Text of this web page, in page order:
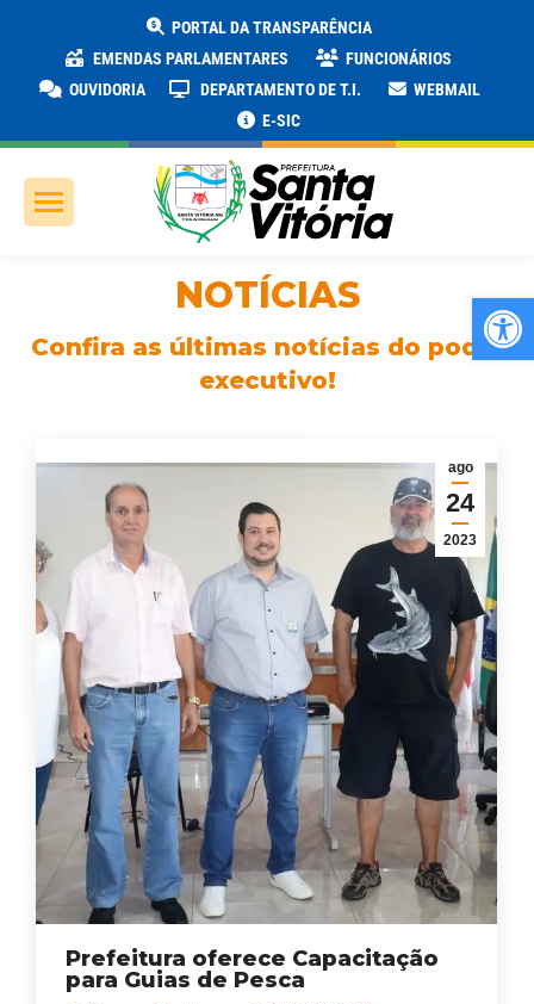
PORTAL DA TRANSPARÊNCIA
EMENDAS PARLAMENTARES
FUNCIONÁRIOS
OUVIDORIA
DEPARTAMENTO DE T.I.
WEBMAIL
E-SIC
NOTÍCIAS
Confira as últimas notícias do poder
executivo!
ago
24
2023
Prefeitura oferece Capacitação
para Guias de Pesca